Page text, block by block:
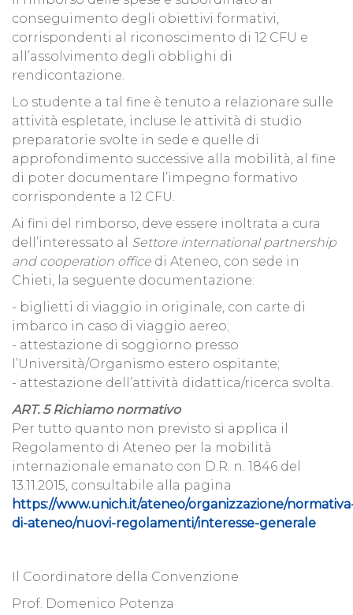
conseguimento degli obiettivi formativi,
corrispondenti al riconoscimento di 12 CFU e
all’assolvimento degli obblighi di
rendicontazione.
Lo studente a tal fine è tenuto a relazionare sulle
attività espletate, incluse le attività di studio
preparatorie svolte in sede e quelle di
approfondimento successive alla mobilità, al fine
di poter documentare l’impegno formativo
corrispondente a 12 CFU.
Ai fini del rimborso, deve essere inoltrata a cura
dell’interessato al Settore international partnership
and cooperation office di Ateneo, con sede in
Chieti, la seguente documentazione:
- biglietti di viaggio in originale, con carte di
imbarco in caso di viaggio aereo;
- attestazione di soggiorno presso
l’Università/Organismo estero ospitante;
- attestazione dell’attività didattica/ricerca svolta.
ART. 5 Richiamo normativo
Per tutto quanto non previsto si applica il
Regolamento di Ateneo per la mobilità
internazionale emanato con D.R. n. 1846 del
13.11.2015, consultabile alla pagina
https://www.unich.it/ateneo/organizzazione/
di-ateneo/nuovi-regolamenti/interesse-generale
Il Coordinatore della Convenzione
Prof. Domenico Potenza